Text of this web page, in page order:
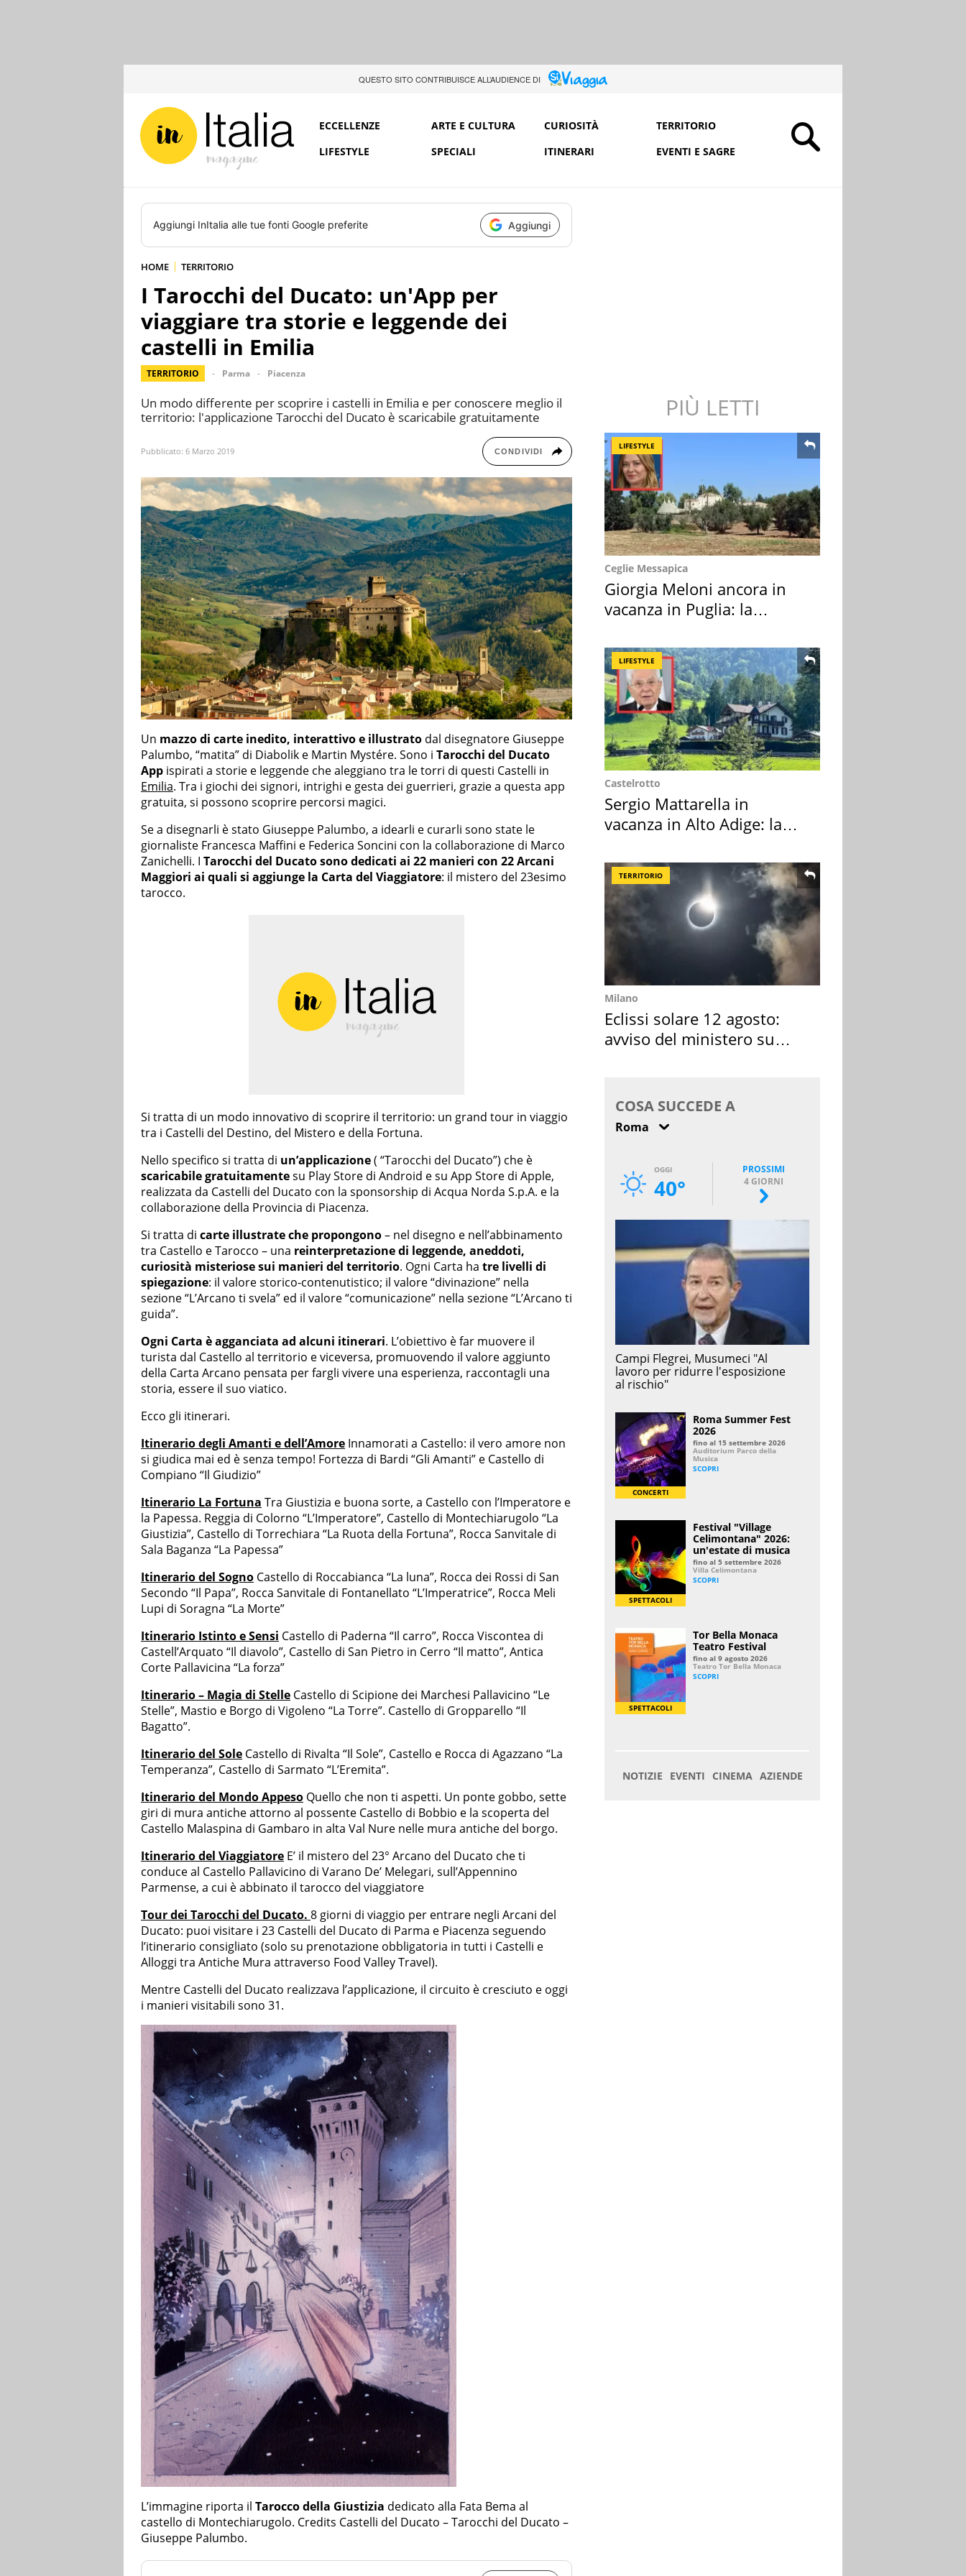
QUESTO SITO CONTRIBUISCE ALL’AUDIENCE DI
ECCELLENZE ARTE E CULTURA CURIOSITÀ
TERRITORIO
LIFESTYLE
SPECIALI ITINERARI EVENTI E SAGRE
Aggiungi InItalia alle tue fonti Google preferite Aggiungi
HOME TERRITORIO
I Tarocchi del Ducato: un'App per
viaggiare tra storie e leggende dei
castelli in Emilia
TERRITORIO Parma Piacenza
Un modo differente per scoprire i castelli in Emilia e per conoscere meglio il
territorio: l'applicazione Tarocchi del Ducato è scaricabile gratuitamente
Pubblicato: 6 Marzo 2019 CONDIVIDI
Un mazzo di carte inedito, interattivo e illustrato dal disegnatore Giuseppe
Palumbo, “matita” di Diabolik e Martin Mystére. Sono i Tarocchi del Ducato
App ispirati a storie e leggende che aleggiano tra le torri di questi Castelli in
Emilia. Tra i giochi dei signori, intrighi e gesta dei guerrieri, grazie a questa app
gratuita, si possono scoprire percorsi magici.
Se a disegnarli è stato Giuseppe Palumbo, a idearli e curarli sono state le
giornaliste Francesca Maffini e Federica Soncini con la collaborazione di Marco
Zanichelli. I Tarocchi del Ducato sono dedicati ai 22 manieri con 22 Arcani
Maggiori ai quali si aggiunge la Carta del Viaggiatore: il mistero del 23esimo
tarocco.
Si tratta di un modo innovativo di scoprire il territorio: un grand tour in viaggio
tra i Castelli del Destino, del Mistero e della Fortuna.
Nello specifico si tratta di un’applicazione( “Tarocchi del Ducato”) che è
scaricabile gratuitamentesu Play Store di Android e su App Store di Apple,
realizzata da Castelli del Ducato con la sponsorship di Acqua Norda S.p.A. e la
collaborazione della Provincia di Piacenza.
Si tratta di carte illustrate che propongono– nel disegno e nell’abbinamento
tra Castello e Tarocco – una reinterpretazione di leggende, aneddoti,
curiosità misteriose sui manieri del territorio. Ogni Carta ha tre livelli di
spiegazione: il valore storico-contenutistico; il valore “divinazione” nella
sezione “L’Arcano ti svela” ed il valore “comunicazione” nella sezione “L’Arcano ti
guida”.
Ogni Carta è agganciata ad alcuni itinerari. L’obiettivo è far muovere il
turista dal Castello al territorio e viceversa, promuovendo il valore aggiunto
della Carta Arcano pensata per fargli vivere una esperienza, raccontagli una
storia, essere il suo viatico.
Ecco gli itinerari.
Itinerario degli Amanti e dell’Amore Innamorati a Castello: il vero amore non
si giudica mai ed è senza tempo! Fortezza di Bardi “Gli Amanti” e Castello di
Compiano “Il Giudizio”
Itinerario La Fortuna Tra Giustizia e buona sorte, a Castello con l’Imperatore e
la Papessa. Reggia di Colorno “L’Imperatore”, Castello di Montechiarugolo “La
Giustizia”, Castello di Torrechiara “La Ruota della Fortuna”, Rocca Sanvitale di
Sala Baganza “La Papessa”
Itinerario del Sogno Castello di Roccabianca “La luna”, Rocca dei Rossi di San
Secondo “Il Papa”, Rocca Sanvitale di Fontanellato “L’Imperatrice”, Rocca Meli
Lupi di Soragna “La Morte”
Itinerario Istinto e Sensi Castello di Paderna “Il carro”, Rocca Viscontea di
Castell’Arquato “Il diavolo”, Castello di San Pietro in Cerro “Il matto”, Antica
Corte Pallavicina “La forza”
Itinerario – Magia di Stelle Castello di Scipione dei Marchesi Pallavicino “Le
Stelle”, Mastio e Borgo di Vigoleno “La Torre”. Castello di Gropparello “Il
Bagatto”.
Itinerario del Sole Castello di Rivalta “Il Sole”, Castello e Rocca di Agazzano “La
Temperanza”, Castello di Sarmato “L’Eremita”.
Itinerario del Mondo Appeso Quello che non ti aspetti. Un ponte gobbo, sette
giri di mura antiche attorno al possente Castello di Bobbio e la scoperta del
Castello Malaspina di Gambaro in alta Val Nure nelle mura antiche del borgo.
Itinerario del Viaggiatore E’ il mistero del 23° Arcano del Ducato che ti
conduce al Castello Pallavicino di Varano De’ Melegari, sull’Appennino
Parmense, a cui è abbinato il tarocco del viaggiatore
Tour dei Tarocchi del Ducato. 8 giorni di viaggio per entrare negli Arcani del
Ducato: puoi visitare i 23 Castelli del Ducato di Parma e Piacenza seguendo
l’itinerario consigliato (solo su prenotazione obbligatoria in tutti i Castelli e
Alloggi tra Antiche Mura attraverso Food Valley Travel).
Mentre Castelli del Ducato realizzava l’applicazione, il circuito è cresciuto e oggi
i manieri visitabili sono 31.
L’immagine riporta il Tarocco della Giustizia dedicato alla Fata Bema al
castello di Montechiarugolo. Credits Castelli del Ducato – Tarocchi del Ducato –
Giuseppe Palumbo.
PIÙ LETTI
LIFESTYLE
Ceglie Messapica
Giorgia Meloni ancora in
vacanza in Puglia: la
LIFESTYLE
Castelrotto
Sergio Mattarella in
vacanza in Alto Adige: la
TERRITORIO
Milano
Eclissi solare 12 agosto:
avviso del ministero su